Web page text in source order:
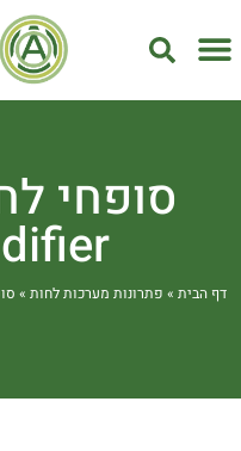
דף הבית » פתרונות מערכות לחות »